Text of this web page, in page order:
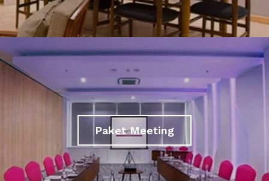
Paket Meeting